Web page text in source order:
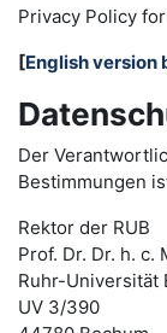
Privacy Policy
[English version
Der
Bestimmungen
Rektor der RUB
Prof. Dr. Dr. h. c.
Ruhr-Universität
UV 3/390